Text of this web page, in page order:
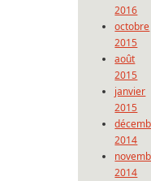
2016
octobre
2015
août
2015
janvier
2015
2014
2014